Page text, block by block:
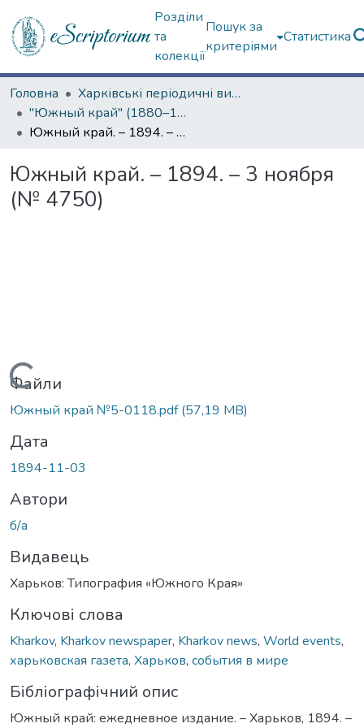
Розділи
та
колекції
Пошук за
критеріями
Статистика
Головна
Харківські періодичні видання
"Южный край" (1880–1919 гг.)
Южный край. – 1894. – 3 ноября (№ 4750)
Южный край. – 1894. – 3 ноября
(№ 4750)
Вантажиться...
Файли
Южный край №5-0118.pdf(57,19 MB)
Дата
1894-11-03
Автори
б/а
Видавець
Харьков: Типография «Южного Края»
Ключові слова
Kharkov, Kharkov newspaper, Kharkov news, World events,
харьковская газета, Харьков, события в мире
Бібліографічний опис
Южный край: ежедневное издание. – Харьков, 1894. –